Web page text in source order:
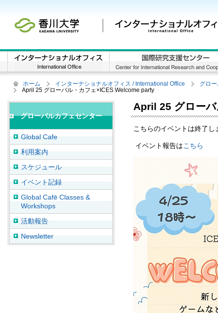
ホーム インターナショナルオフィス / International Office
グロ
April 25 グローバル・カフェ×ICES Welcome party
April 25 グロー
こちらのイベントは終了し
イベント報告はこちら
グローバルカフェセンター
Global Cafe
利用案内
スケジュール
イベント記録
Global Cafē Classes &
Workshops
活動報告
Newsletter